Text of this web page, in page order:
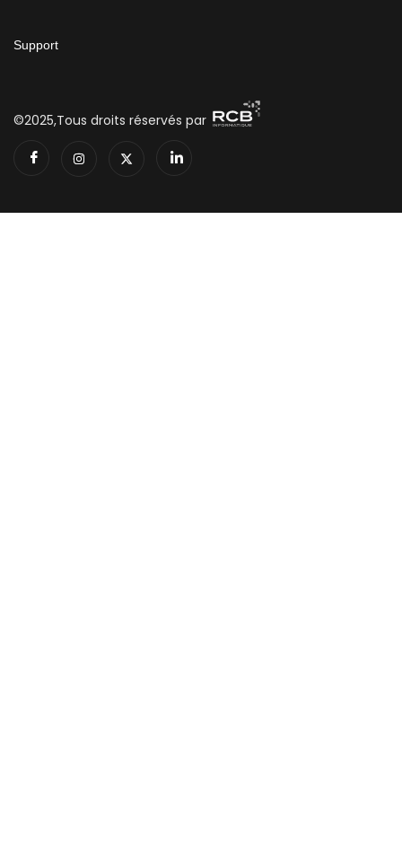
Support
©2025,Tous droits réservés par